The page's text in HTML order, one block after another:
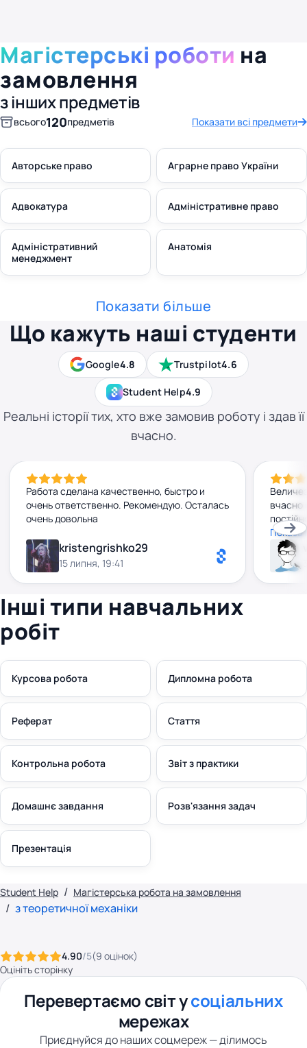
Магістерські роботи на
замовлення
з інших предметів
всього120предметів Показати всі предмети
Авторське право Аграрне право України
Адвокатура Адміністративне право
Адміністративний
менеджмент
Анатомія
Показати більше
Google4.8 Trustpilot4.6
Student Help4.9
Що кажуть наші студенти
Реальні історії тих, хто вже замовив роботу і здав її
вчасно.
Работа сделана качественно, быстро и
очень ответственно. Рекомендую. Осталась
очень довольна
kristengrishko29
15 липня, 19:41
вчасно
на всі
Інші типи навчальних
робіт
Курсова робота Дипломна робота
Реферат Стаття
Контрольна робота Звіт з практики
Домашнє завдання Розв'язання задач
Презентація
Student Help Магістерська робота на замовлення
з теоретичної механіки
4.90/5(9 оцінок)
Оцініть сторінку
Перевертаємо світ усоціальних
мережах
Приєднуйся до наших соцмереж — ділимось